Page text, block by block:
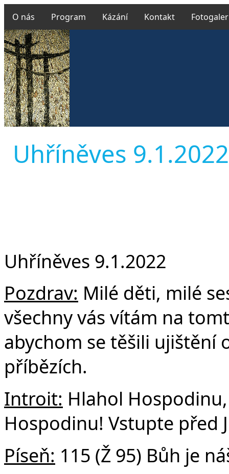
O nás Program Kázání Kontakt
Uhříněves
Uhříněves 9.1.2022
Pozdrav: Milé děti, milé
všechny vás vítám na
abychom se těšili ujištění
příbězích.
Introit: Hlahol
Hospodinu! Vstupte před
Píseň: 115 (Ž 95) Bůh je